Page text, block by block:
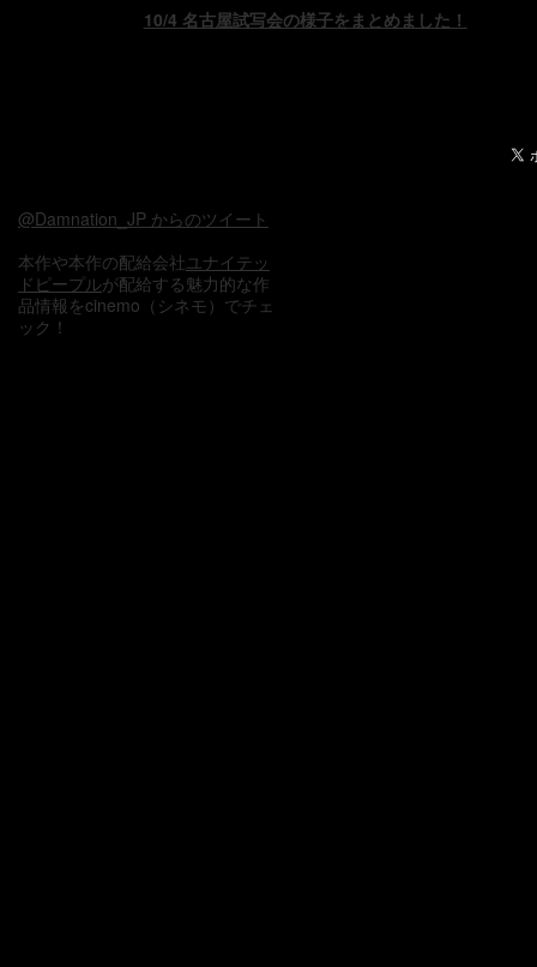
ビ
ョ
ン
10/4 名古屋試写会の様子をまとめました！
@Damnation_JP からのツイート
本作や本作の配給会社ユナイテッ
ドピープルが配給する魅力的な作
品情報をcinemo（シネモ）でチェ
ック！